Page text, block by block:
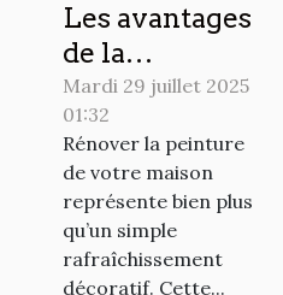
Les avantages
de la
rénovation de
peinture pour
votre maison
Mardi 29 juillet 2025
01:32
Rénover la peinture
de votre maison
représente bien plus
qu’un simple
rafraîchissement
décoratif. Cette...